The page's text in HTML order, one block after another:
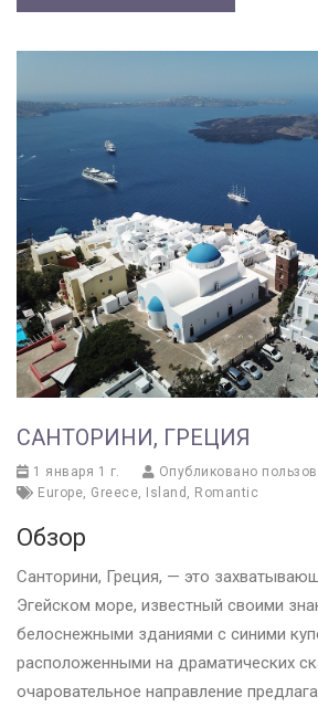
САНТОРИНИ, ГРЕЦИЯ
1 января 1 г.
Опубликовано
Europe Greece Island Romantic
Обзор
Санторини, Греция, — это
Эгейском море, известный своими
белоснежными зданиями с синими
расположенными на драматических
очаровательное направление